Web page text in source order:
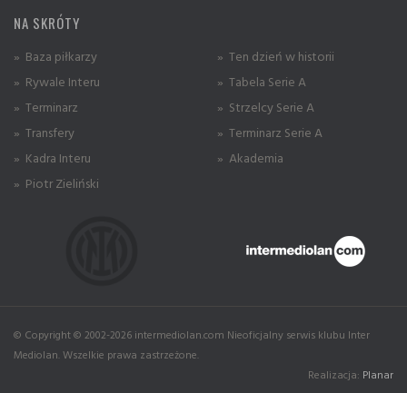
NA SKRÓTY
» Baza piłkarzy
» Rywale Interu
» Terminarz
» Transfery
» Kadra Interu
» Piotr Zieliński
» Ten dzień w historii
» Tabela Serie A
» Strzelcy Serie A
» Terminarz Serie A
» Akademia
© Copyright © 2002-2026 intermediolan.com Nieoficjalny serwis klubu Inter
Mediolan. Wszelkie prawa zastrzeżone.
Realizacja: Planar